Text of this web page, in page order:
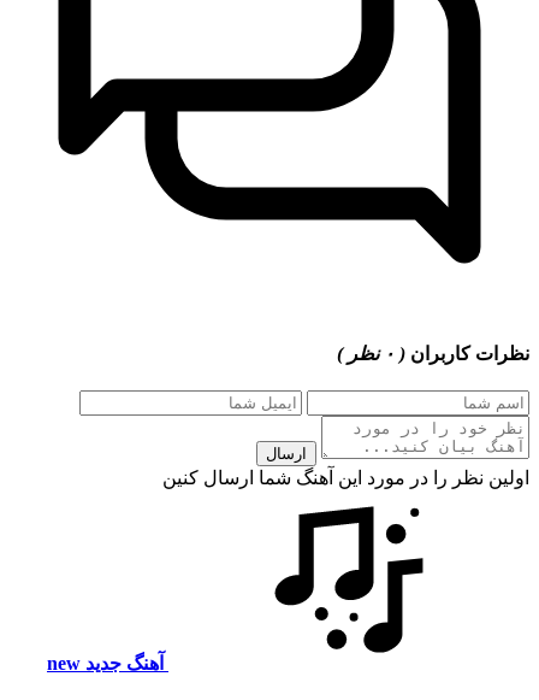
کاربران( ۰ نظر )
ارسال
نظر را در مورد این آهنگ شما ارسال کنین
آهنگ جدید new